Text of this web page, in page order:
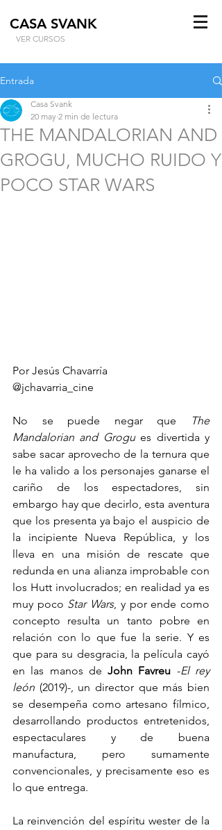
CASA SVANK
VER CURSOS
Entrada
THE MANDALORIAN AND
GROGU, MUCHO RUIDO Y
POCO STAR WARS
Casa Svank
20 may 2 min de lectura
Por Jesús Chavarría
@jchavarria_cine
No se puede negar que
The
Mandalorian and Grogu es divertida y
sabe sacar aprovecho de la ternura que
le ha valido a los personajes ganarse el
cariño de los espectadores, sin
embargo hay que decirlo, esta aventura
que los presenta ya bajo el auspicio de
la incipiente Nueva República, y los
lleva en una misión de rescate que
redunda en una alianza improbable con
los Hutt involucrados; en realidad ya es
muy poco Star Wars, y por ende como
concepto resulta un tanto pobre en
relación con lo que fue la serie. Y es
que para su desgracia, la película cayó
en las manos de John Favreu -El rey
león (2019)-, un director que más bien
se desempeña como artesano fílmico,
desarrollando productos entretenidos,
espectaculares y de buena
manufactura, pero sumamente
convencionales, y precisamente eso es
lo que entrega.
La reinvención del espíritu wester de la